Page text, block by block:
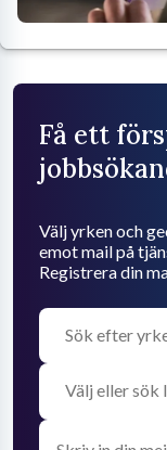
Få ett
Välj yrken och
emot mail på
Registrera din